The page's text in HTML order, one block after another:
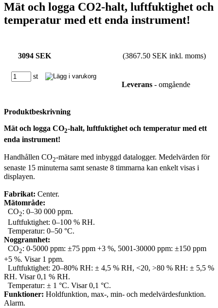
Mät och logga CO2-halt, luftfuktighet och
temperatur med ett enda instrument!
3094 SEK (3867.50 SEK inkl. moms)
st
Leverans - omgående
Produktbeskrivning
Mät och logga CO2-halt, luftfuktighet och temperatur med ett
enda instrument!
Handhållen CO2-mätare med inbyggd datalogger. Medelvärden för
senaste 15 minuterna samt senaste 8 timmarna kan enkelt visas i
displayen.
Fabrikat: Center.
Mätområde:
CO2: 0–30 000 ppm.
Luftfuktighet: 0–100 % RH.
Temperatur: 0–50 °C.
Noggrannhet:
CO2: 0-5000 ppm: ±75 ppm +3 %, 5001-30000 ppm: ±150 ppm
+5 %. Visar 1 ppm.
Luftfuktighet: 20–80% RH: ± 4,5 % RH, <20, >80 % RH: ± 5,5 %
RH. Visar 0,1 % RH.
Temperatur: ± 1 °C. Visar 0,1 °C.
Funktioner: Holdfunktion, max-, min- och medelvärdesfunktion.
Alarm.